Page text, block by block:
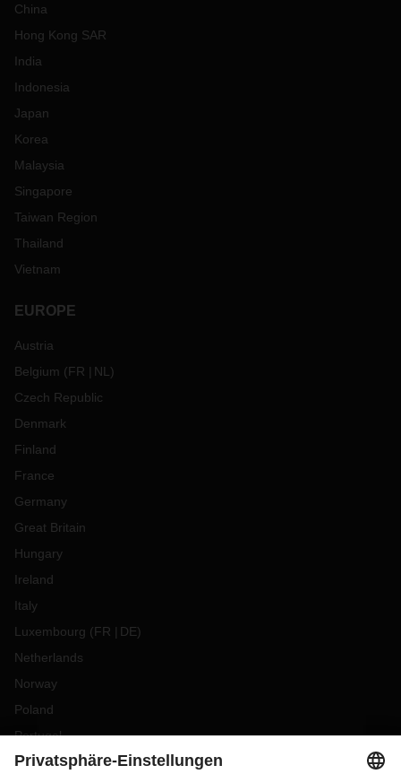
China
Hong Kong SAR
India
Indonesia
Japan
Korea
Malaysia
Singapore
Taiwan Region
Thailand
Vietnam
EUROPE
Austria
Belgium (FR NL )
Czech Republic
Denmark
Finland
France
Germany
Great Britain
Hungary
Ireland
Italy
Luxembourg (FR DE)
Netherlands
Norway
Poland
Portugal
Romania